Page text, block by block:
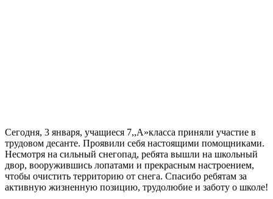
Сегодня, 3 января, учащиеся 7,,А»класса приняли участие в
трудовом десанте. Проявили себя настоящими помощниками.
Несмотря на сильный снегопад, ребята вышли на школьный
двор, вооружившись лопатами и прекрасным настроением,
чтобы очистить территорию от снега. Спасибо ребятам за
активную жизненную позицию, трудолюбие и заботу о школе!